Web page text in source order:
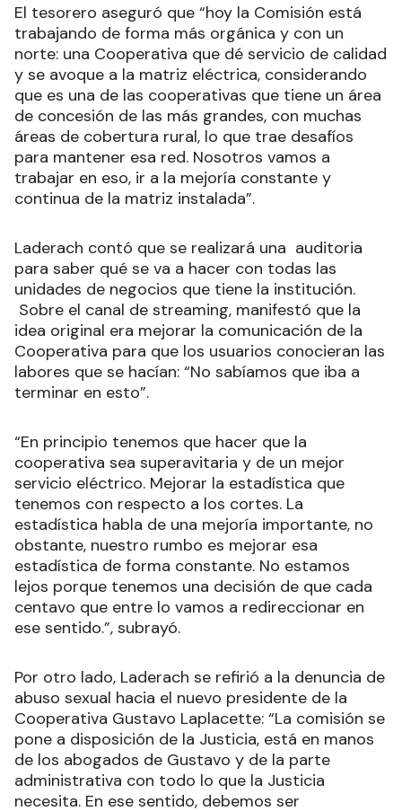
El tesorero aseguró que “hoy la Comisión está
trabajando de forma más orgánica y con un
norte: una Cooperativa que dé servicio de calidad
y se avoque a la matriz eléctrica, considerando
que es una de las cooperativas que tiene un área
de concesión de las más grandes, con muchas
áreas de cobertura rural, lo que trae desafíos
para mantener esa red. Nosotros vamos a
trabajar en eso, ir a la mejoría constante y
continua de la matriz instalada”.
Laderach contó que se realizará una auditoria
para saber qué se va a hacer con todas las
unidades de negocios que tiene la institución.
Sobre el canal de streaming, manifestó que la
idea original era mejorar la comunicación de la
Cooperativa para que los usuarios conocieran las
labores que se hacían: “No sabíamos que iba a
terminar en esto”.
“En principio tenemos que hacer que la
cooperativa sea superavitaria y de un mejor
servicio eléctrico. Mejorar la estadística que
tenemos con respecto a los cortes. La
estadística habla de una mejoría importante, no
obstante, nuestro rumbo es mejorar esa
estadística de forma constante. No estamos
lejos porque tenemos una decisión de que cada
centavo que entre lo vamos a redireccionar en
ese sentido.”, subrayó.
Por otro lado, Laderach se refirió a la denuncia de
abuso sexual hacia el nuevo presidente de la
Cooperativa Gustavo Laplacette: “La comisión se
pone a disposición de la Justicia, está en manos
de los abogados de Gustavo y de la parte
administrativa con todo lo que la Justicia
necesita. En ese sentido, debemos ser